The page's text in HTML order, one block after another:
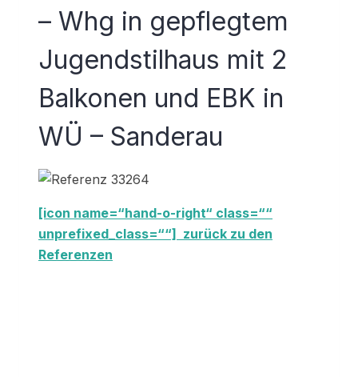
– Whg in gepflegtem
Jugendstilhaus mit 2
Balkonen und EBK in
WÜ – Sanderau
[icon name=“hand-o-right“ class=““
unprefixed_class=““] zurück zu den
Referenzen